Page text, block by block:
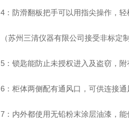
4：防滑翻板把手可以用指尖操作，
（苏州三清仪器有限公司接受非标定制
5：锁匙能防止未授权进入及盗窃，
6：柜体两侧配有通风口，可供连接通
7：内外都使用无铅粉末涂层油漆，